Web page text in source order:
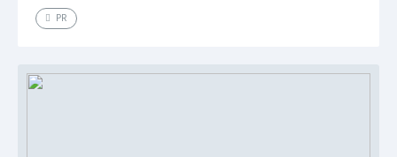
PR